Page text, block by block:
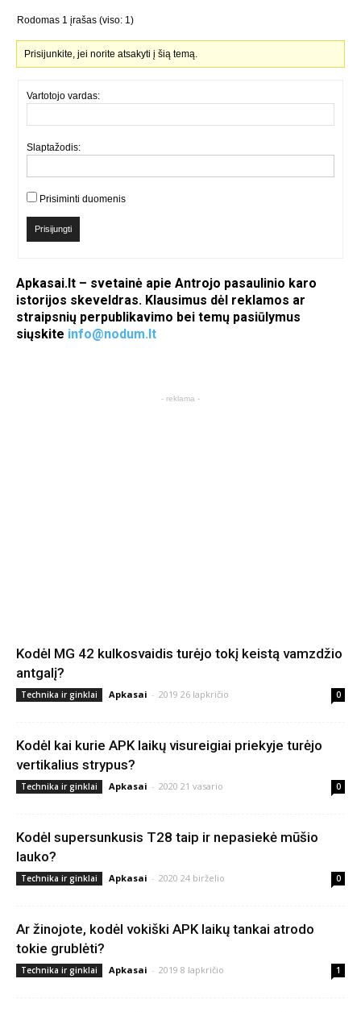
Rodomas 1 įrašas (viso: 1)
Prisijunkite, jei norite atsakyti į šią temą.
Vartotojo vardas:
Slaptažodis:
Prisiminti duomenis
Prisijungti
Apkasai.lt – svetainė apie Antrojo pasaulinio karo
istorijos skeveldras. Klausimus dėl reklamos ar
straipsnių perpublikavimo bei temų pasiūlymus
siųskite info@nodum.lt
- reklama -
Kodėl MG 42 kulkosvaidis turėjo tokį keistą vamzdžio
antgalį?
Technika ir ginklai Apkasai - 2019 26 lapkričio 0
Kodėl kai kurie APK laikų visureigiai priekyje turėjo
vertikalius strypus?
Technika ir ginklai Apkasai - 2020 21 vasario 0
Kodėl supersunkusis T28 taip ir nepasiekė mūšio
lauko?
Technika ir ginklai Apkasai - 2020 24 birželio 0
Ar žinojote, kodėl vokiški APK laikų tankai atrodo
tokie grublėti?
Technika ir ginklai Apkasai - 2019 8 lapkričio 1